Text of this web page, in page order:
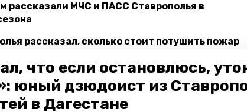
что если остановлюсь,
юный дзюдоист из
в Дагестане
рассказали МЧС и ПАСС Ставрополья в
рассказал, сколько стоит потушить пожар
от мусора к купальному сезону на
сжигание травы